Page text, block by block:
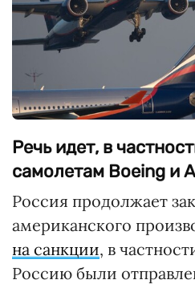
Речь идет, в
самолетам Boeing и
Россия продолжает
американского
на санкции, в
Россию были